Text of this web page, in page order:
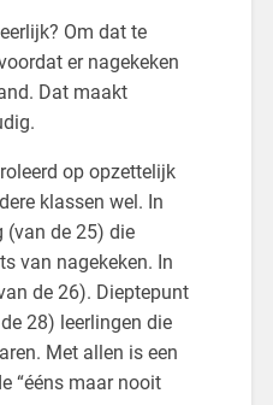
Om dat te
er nagekeken
Dat maakt
op opzettelijk
klassen wel. In
(van de 25) die
van nagekeken. In
de 26). Dieptepunt
28) leerlingen die
Met allen is een
“ééns maar nooit